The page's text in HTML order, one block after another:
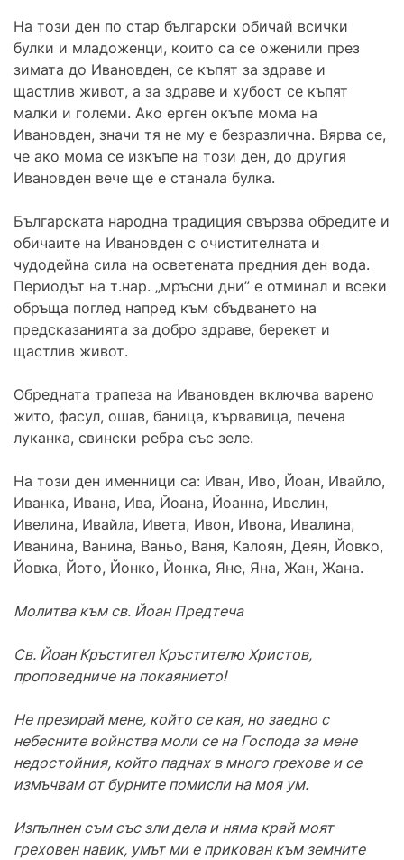
На този ден по стар български обичай всички
булки и младоженци, които са се оженили през
зимата до Ивановден, се къпят за здраве и
щастлив живот, а за здраве и хубост се къпят
малки и големи. Ако ерген окъпе мома на
Ивановден, значи тя не му е безразлична. Вярва се,
че ако мома се изкъпе на този ден, до другия
Ивановден вече ще е станала булка.
Българската народна традиция свързва обредите и
обичаите на Ивановден с очистителната и
чудодейна сила на осветената предния ден вода.
Периодът на т.нар. „мръсни дни” е отминал и всеки
обръща поглед напред към сбъдването на
предсказанията за добро здраве, берекет и
щастлив живот.
Обредната трапеза на Ивановден включва варено
жито, фасул, ошав, баница, кървавица, печена
луканка, свински ребра със зеле.
На този ден именници са: Иван, Иво, Йоан, Ивайло,
Иванка, Ивана, Ива, Йоана, Йоанна, Ивелин,
Ивелина, Ивайла, Ивета, Ивон, Ивона, Ивалина,
Иванина, Ванина, Ваньо, Ваня, Калоян, Деян, Йовко,
Йовка, Йото, Йонко, Йонка, Яне, Яна, Жан, Жана.
Молитва към св. Йоан Предтеча
Св. Йоан Кръстител Кръстителю Христов,
проповедниче на покаянието!
Не презирай мене, който се кая, но заедно с
небесните войнства моли се на Господа за мене
недостойния, който паднах в много грехове и се
измъчвам от бурните помисли на моя ум.
Изпълнен съм със зли дела и няма край моят
греховен навик, умът ми е прикован към земните